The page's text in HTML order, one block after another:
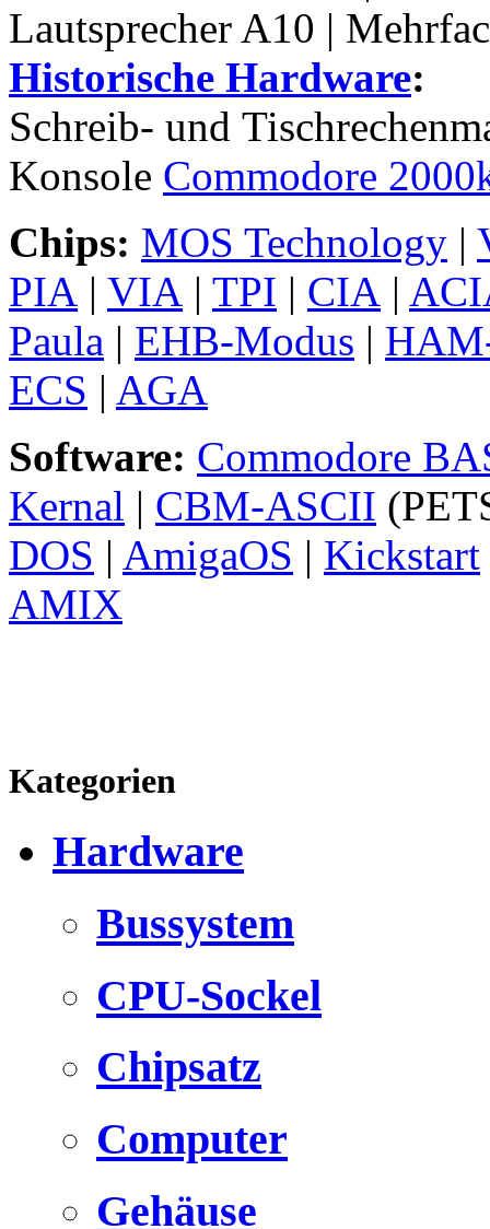
Lautsprecher A10 |
Historische Hardware:
Schreib- und
Konsole Commodore
Chips: MOS Technology |
PIA | VIA | TPI | CIA |
Paula | EHB-Modus |
ECS | AGA
Software: Commodore
Kernal | CBM-ASCII
DOS | AmigaOS | Kickstart
AMIX
Kategorien
Hardware
Bussystem
CPU-Sockel
Chipsatz
Computer
Gehäuse